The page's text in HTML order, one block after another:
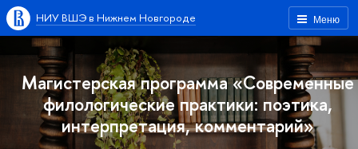
Меню
НИУ ВШЭ в Нижнем Новгороде
Магистерская программа «Современные
филологические практики: поэтика,
интерпретация, комментарий»